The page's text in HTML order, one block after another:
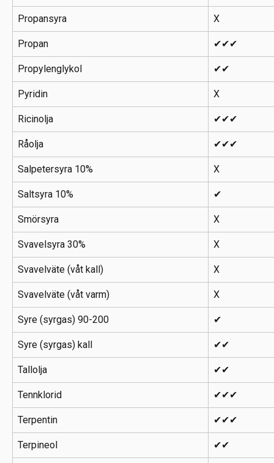
Propansyra X
Propan ✔✔✔
Propylenglykol ✔✔
Pyridin X
Ricinolja ✔✔✔
Råolja ✔✔✔
Salpetersyra 10% X
Saltsyra 10% ✔
Smörsyra X
Svavelsyra 30% X
Svavelväte (våt kall) X
Svavelväte (våt varm) X
Syre (syrgas) 90-200 ✔
Syre (syrgas) kall ✔✔
Tallolja ✔✔
Tennklorid ✔✔✔
Terpentin ✔✔✔
Terpineol ✔✔